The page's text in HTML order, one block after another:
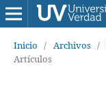
Inicio / Archivos /
Artículos